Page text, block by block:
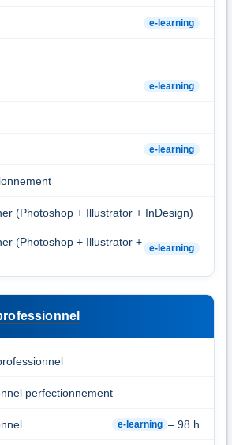
e-learning
e-learning
e-learning
(Photoshop + Illustrator + InDesign)
(Photoshop + Illustrator +
e-learning
perfectionnement
e-learning – 98 h